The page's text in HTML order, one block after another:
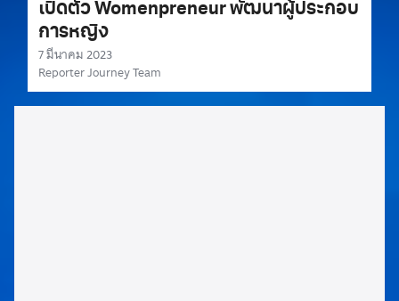
เปิดตัว Womenpreneur พัฒนาผู้ประกอบ
การหญิง
7 มีนาคม 2023
Reporter Journey Team